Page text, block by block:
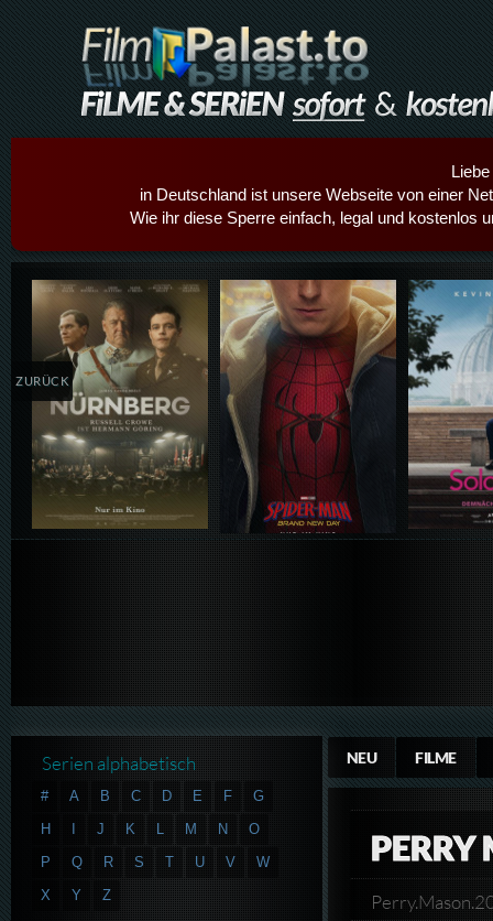
in Deutschland ist unsere Webseite von einer
Wie ihr diese Sperre einfach, legal und kostenlos
Details,Play Details,Play
ZURÜCK
NEU FILME
PERRY
Serien alphabetisch
# A B C D E F
G
H
I J K L M N
O
P
Q R S T U V
W
X
Y Z